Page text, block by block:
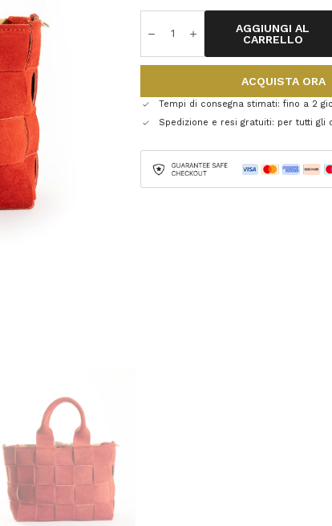
AGGIUNGI AL
CARRELLO
ACQUISTA ORA
Tempi di consegna stimati: fino a 2
Spedizione e resi gratuiti: per tutti gli